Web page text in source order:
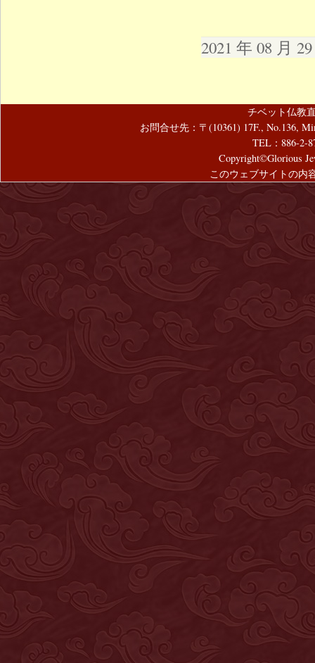
2021 年 08 月
チベット仏教
お問合せ先：〒(10361) 17F., No.136,
TEL：886-2-
Copyright©Glorious
このウェブサイトの内